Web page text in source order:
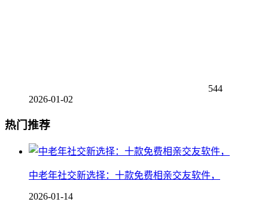
544
2026-01-02
热门推荐
中老年社交新选择：十款免费相亲交友软件，
2026-01-14